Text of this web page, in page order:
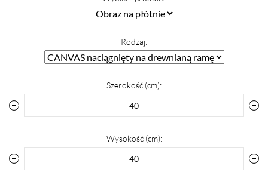
Rodzaj:
Szerokość (cm):
Wysokość (cm):